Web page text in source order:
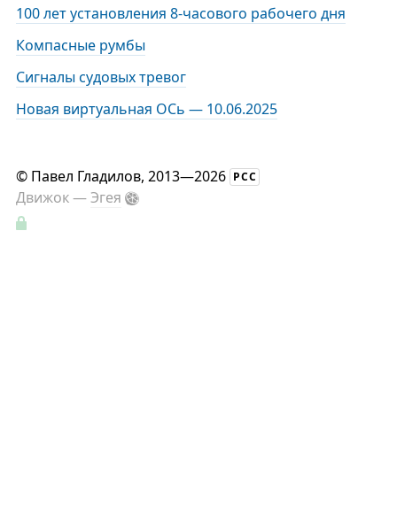
100 лет установления 8-часового рабочего дня
Компасные румбы
Сигналы судовых тревог
Новая виртуальная ОСь — 10.06.2025
© Павел Гладилов, 2013—2026 РСС
Движок —Эгея